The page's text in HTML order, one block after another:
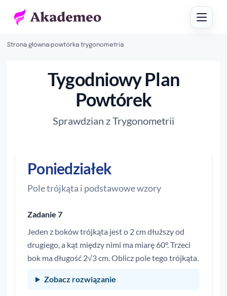
Strona główna›powtórka trygonometria
Tygodniowy Plan
Powtórek
Sprawdzian z Trygonometrii
Poniedziałek
Pole trójkąta i podstawowe wzory
Zadanie 7
Jeden z boków trójkąta jest o 2 cm dłuższy od
drugiego, a kąt między nimi ma miarę 60°. Trzeci
bok ma długość 2√3 cm. Oblicz pole tego trójkąta.
Zobacz rozwiązanie